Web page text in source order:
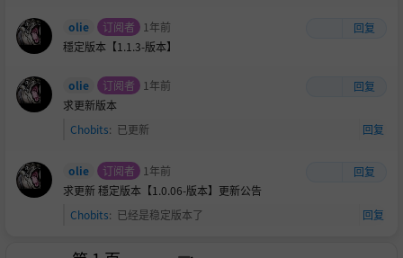
olie 订阅者 1年前
回复
穩定版本【1.1.3-版本】
olie 订阅者 1年前
回复
求更新版本
Chobits: 已更新 回复
olie 订阅者 1年前
回复
求更新 穩定版本【1.0.06-版本】更新公告
Chobits: 已经是稳定版本了 回复